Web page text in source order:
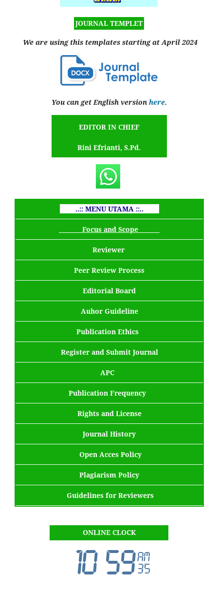
JOURNAL TEMPLET
We are using this templates starting at April 2024
You can get English version here.
EDITOR IN CHIEF
Rini Efrianti, S.Pd.
..:: MENU UTAMA ::..
Focus and Scope
Reviewer
Peer Review Process
Editorial Board
Auhor Guideline
Publication Ethics
Register and Submit Journal
APC
Publication Frequency
Rights and License
Journal History
Open Acces Policy
Plagiarism Policy
Guidelines for Reviewers
ONLINE CLOCK